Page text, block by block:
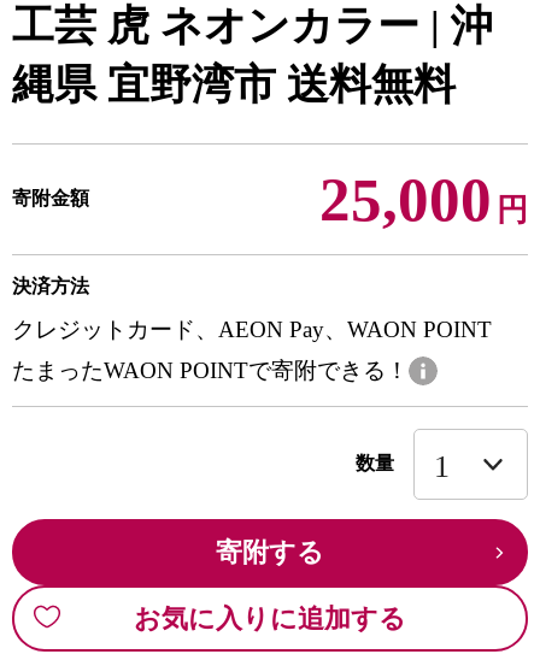
工芸 虎 ネオンカラー | 沖
縄県 宜野湾市 送料無料
寄附金額 25,000 円
決済方法
クレジットカード、AEON Pay、WAON POINT
たまったWAON POINTで寄附できる！
数量
寄附する
お気に入りに追加する